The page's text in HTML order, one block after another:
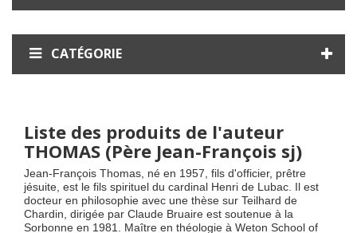
CATÉGORIE
Liste des produits de l'auteur
THOMAS (Père Jean-François sj)
Jean-François Thomas, né en 1957, fils d'officier, prêtre
jésuite, est le fils spirituel du cardinal Henri de Lubac. Il est
docteur en philosophie avec une thèse sur Teilhard de
Chardin, dirigée par Claude Bruaire est soutenue à la
Sorbonne en 1981. Maître en théologie à Weton School of